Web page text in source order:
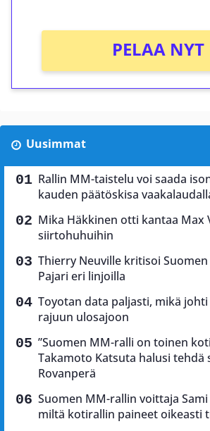
PELAA NYT
Uusimmat
Rallin MM-taistelu voi saada
kauden päätöskisa
Mika Häkkinen otti kantaa Max
siirtohuhuihin
Thierry Neuville kritisoi
Pajari eri linjoilla
Toyotan data paljasti, mikä
rajuun ulosajoon
”Suomen MM-ralli on toinen
Takamoto Katsuta halusi tehdä
Rovanperä
Suomen MM-rallin voittaja
miltä kotirallin paineet oikeasti